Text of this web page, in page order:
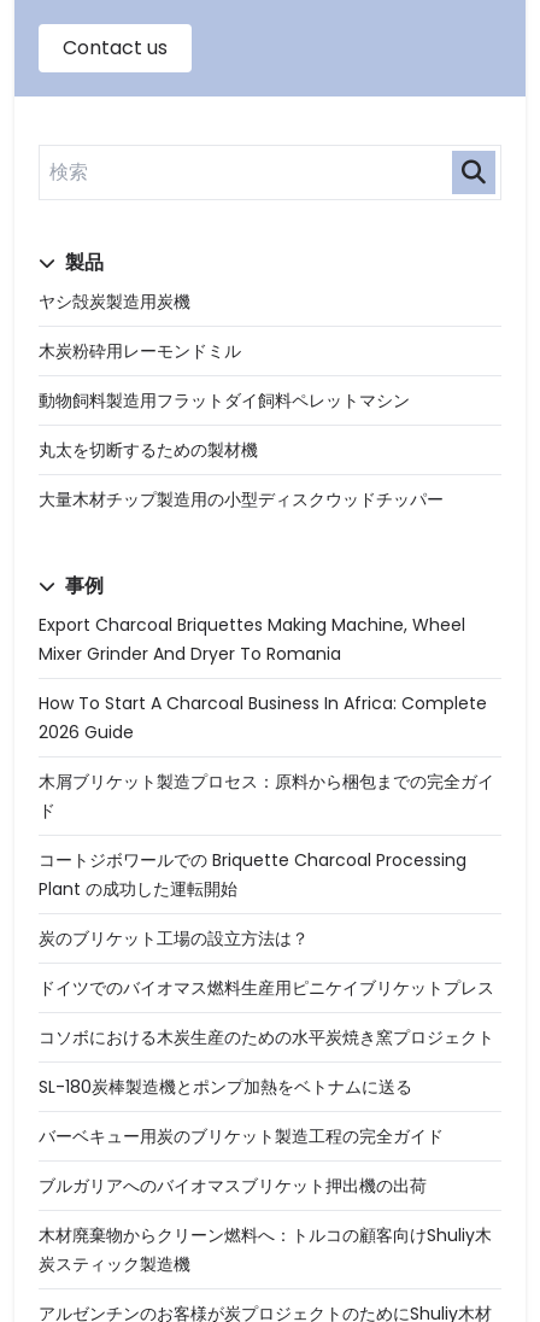
製品
ヤシ殻炭製造用炭機
木炭粉砕用レーモンドミル
動物飼料製造用フラットダイ飼料ペレットマシン
丸太を切断するための製材機
大量木材チップ製造用の小型ディスクウッドチッパー
事例
Export Charcoal Briquettes Making Machine, Wheel
Mixer Grinder And Dryer To Romania
How To Start A Charcoal Business In Africa: Complete
2026 Guide
木屑ブリケット製造プロセス：原料から梱包までの完全ガイ
ド
コートジボワールでの Briquette Charcoal Processing
Plant の成功した運転開始
炭のブリケット工場の設立方法は？
ドイツでのバイオマス燃料生産用ピニケイブリケットプレス
コソボにおける木炭生産のための水平炭焼き窯プロジェクト
SL-180炭棒製造機とポンプ加熱をベトナムに送る
バーベキュー用炭のブリケット製造工程の完全ガイド
ブルガリアへのバイオマスブリケット押出機の出荷
木材廃棄物からクリーン燃料へ：トルコの顧客向けShuliy木
炭スティック製造機
アルゼンチンのお客様が炭プロジェクトのためにShuliy木材